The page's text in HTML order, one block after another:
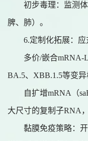
初步毒理：监测体
脾、肺）。
6.定制化拓展：
多价/嵌合mRNA-
BA.5、XBB.1.5等变异
自扩增mRNA（
大尺寸的复制子RNA
黏膜免疫策略：